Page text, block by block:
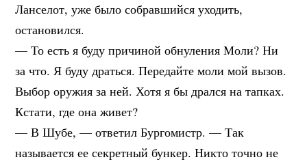
Ланселот, уже было собравшийся уходить,
остановился.
— То есть я буду причиной обнуления Моли? Ни
за что. Я буду драться. Передайте моли мой вызов.
Выбор оружия за ней. Хотя я бы дрался на тапках.
Кстати, где она живет?
— В Шубе, — ответил Бургомистр. — Так
называется ее секретный бункер. Никто точно не